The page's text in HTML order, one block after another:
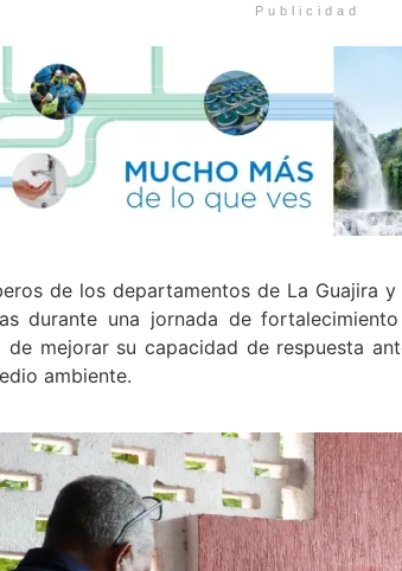
Publicidad
de los departamentos de La Guajira
durante una jornada de
de mejorar su capacidad de respuesta
ambiente.